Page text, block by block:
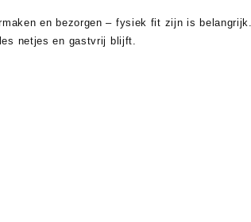
en bezorgen – fysiek fit zijn is belangrijk.
netjes en gastvrij blijft.